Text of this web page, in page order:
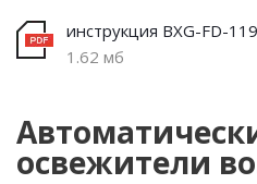
инструкция BXG-FD-
1.62 мб
освежители